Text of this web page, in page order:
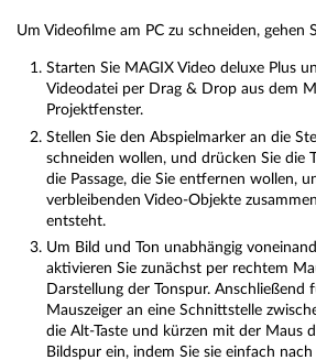
Um Videofilme am PC zu schneiden, gehen
Starten Sie MAGIX Video deluxe Plus
Videodatei per Drag & Drop aus dem
Projektfenster.
Stellen Sie den Abspielmarker an die
schneiden wollen, und drücken Sie die
die Passage, die Sie entfernen wollen,
verbleibenden Video-Objekte
entsteht.
Um Bild und Ton unabhängig
aktivieren Sie zunächst per rechtem
Darstellung der Tonspur. Anschließend
Mauszeiger an eine Schnittstelle
die Alt-Taste und kürzen mit der Maus
Bildspur ein, indem Sie sie einfach